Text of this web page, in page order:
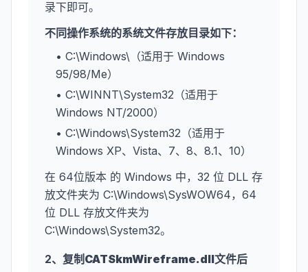
录下即可。
不同操作系统的系统文件存放目录如下：
• C:\Windows\（适用于 Windows
95/98/Me）
• C:\WINNT\System32（适用于
Windows NT/2000）
• C:\Windows\System32（适用于
Windows XP、Vista、7、8、8.1、10）
在 64位版本 的 Windows 中，32 位 DLL 存
放文件夹为 C:\Windows\SysWOW64，64
位 DLL 存放文件夹为
C:\Windows\System32。
2、复制 CATSkmWireframe.dll文件后